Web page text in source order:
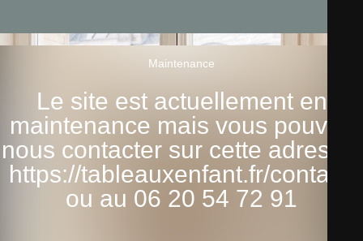
Maintenance
Le site est actuellement en
maintenance mais vous pouvez
nous contacter sur cette adresse:
https://tableauxenfant.fr/contact/
ou au 06 20 54 72 91